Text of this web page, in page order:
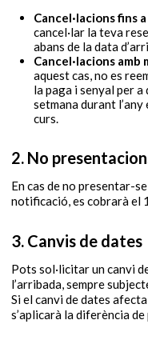
Cancel·lacions fins
cancel·lar la teva
abans de la data
Cancel·lacions amb
aquest cas, no es
la paga i senyal per
setmana durant l’any
curs.
2. No
En cas de no presentar-
notificació, es cobrarà el
3. Canvis de dates
Pots sol·licitar un canvi
l’arribada, sempre
Si el canvi de dates
s’aplicarà la diferència